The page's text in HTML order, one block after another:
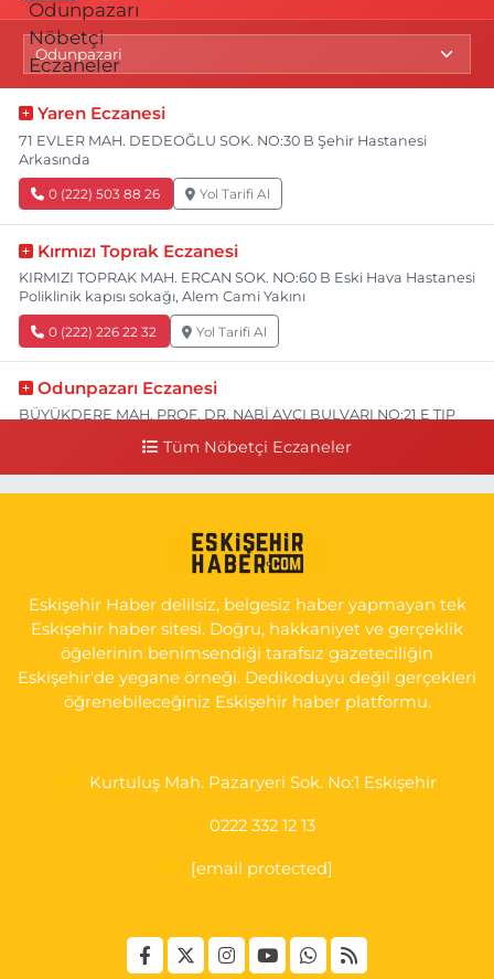
Yaren Eczanesi
71 EVLER MAH. DEDEOĞLU SOK. NO:30 B Şehir Hastanesi
Arkasında
0 (222) 503 88 26 Yol Tarifi Al
Kırmızı Toprak Eczanesi
KIRMIZI TOPRAK MAH. ERCAN SOK. NO:60 B Eski Hava Hastanesi
Poliklinik kapısı sokağı, Alem Cami Yakını
0 (222) 226 22 32 Yol Tarifi Al
Odunpazarı Eczanesi
BÜYÜKDERE MAH. PROF. DR. NABİ AVCI BULVARI NO:21 E TIP
YENİDOĞAN MH.ŞEHİT SERKAN ÖZAYDIN CD.8 B ESKİ DEVLET
0 (222) 237 75 17 Yol Tarifi Al
Tüm Nöbetçi Eczaneler
Eskişehir Haber delilsiz, belgesiz haber yapmayan tek
Eskişehir haber sitesi. Doğru, hakkaniyet ve gerçeklik
öğelerinin benimsendiği tarafsız gazeteciliğin
Eskişehir'de yegane örneği. Dedikoduyu değil gerçekleri
öğrenebileceğiniz Eskişehir haber platformu.
Kurtuluş Mah. Pazaryeri Sok. No:1 Eskişehir
0222 332 12 13
[email protected]